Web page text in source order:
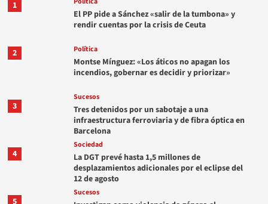
1
El PP pide a Sánchez «salir de la tumbona» y
rendir cuentas por la crisis de Ceuta
2 Política
Montse Mínguez: «Los áticos no apagan los
incendios, gobernar es decidir y priorizar»
3
Sucesos
Tres detenidos por un sabotaje a una
infraestructura ferroviaria y de fibra óptica en
Barcelona
4
Sociedad
La DGT prevé hasta 1,5 millones de
desplazamientos adicionales por el eclipse del
12 de agosto
Sucesos